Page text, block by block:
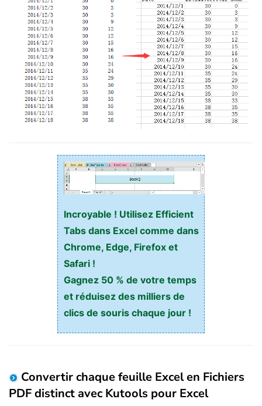
Incroyable ! Utilisez Efficient
Tabs dans Excel comme dans
Chrome, Edge, Firefox et
Safari !
Gagnez 50 % de votre temps
et réduisez des milliers de
clics de souris chaque jour !
Convertir chaque feuille Excel en Fichiers
PDF distinct avec Kutools pour Excel